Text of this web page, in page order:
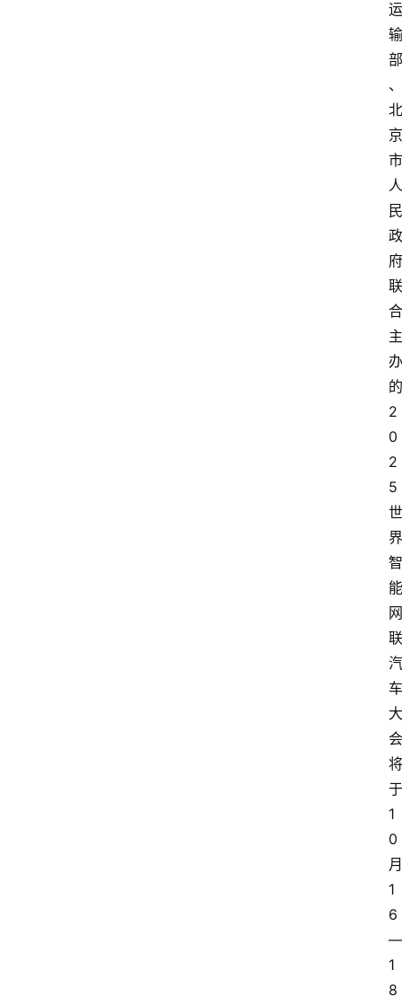
运
输
部
、
北
京
市
人
民
政
府
联
合
主
办
的
2
0
2
5
世
界
智
能
网
联
汽
车
大
会
将
于
1
0
月
1
6
—
1
8